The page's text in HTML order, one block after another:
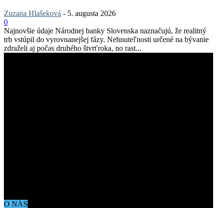
Zuzana Hlašeková - 5. augusta 2026
0
Najnovšie údaje Národnej banky Slovenska naznačujú, že realitný
trh vstúpil do vyrovnanejšej fázy. Nehnuteľnosti určené na bývanie
zdraželi aj počas druhého štvrťroka, no rast...
O NÁS